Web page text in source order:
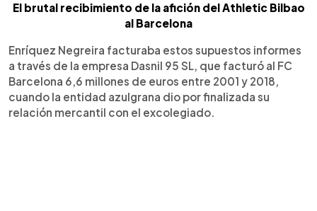
El brutal recibimiento de la afición del Athletic Bilbao
al Barcelona
Enríquez Negreira facturaba estos supuestos informes
a través de la empresa Dasnil 95 SL, que facturó al FC
Barcelona 6,6 millones de euros entre 2001 y 2018,
cuando la entidad azulgrana dio por finalizada su
relación mercantil con el excolegiado.